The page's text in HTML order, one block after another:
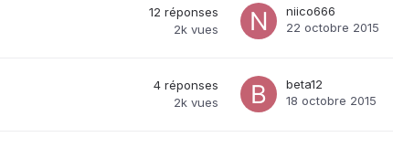
12 réponses
2k vues
niico666
22 octobre 2015
4 réponses
2k vues
beta12
18 octobre 2015